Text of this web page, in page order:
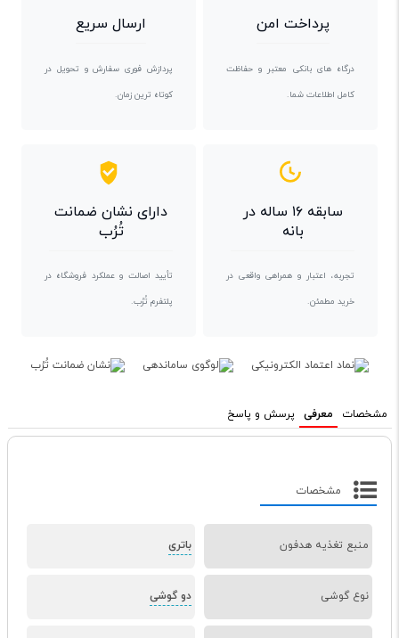
پرداخت امن
درگاه های بانکی معتبر و حفاظت
کامل اطلاعات شما.
ارسال سریع
پردازش فوری سفارش و تحویل در
کوتاه ترین زمان.
سابقه ۱۶ ساله در
بانه
تجربه، اعتبار و همراهی واقعی در
خرید مطمئن.
دارای نشان ضمانت
تُرُب
تأیید اصالت و عملکرد فروشگاه در
پلتفرم تُرُب.
مشخصات معرفی پرسش و پاسخ
مشخصات
منبع تغذیه هدفون باتری
نوع گوشی دو گوشی